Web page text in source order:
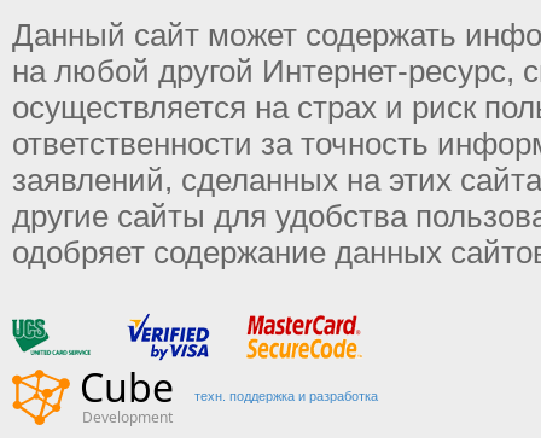
Данный сайт может содержать
на любой другой Интернет-ресурс,
осуществляется на страх и риск
ответственности за точность
заявлений, сделанных на этих
другие сайты для удобства
одобряет содержание данных
техн. поддержка и разработка